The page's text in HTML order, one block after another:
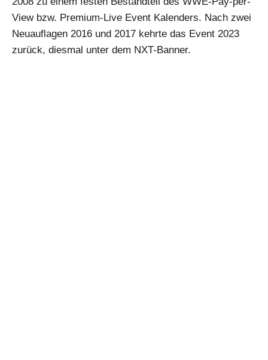
View bzw. Premium-Live Event Kalenders. Nach zwei
Neuauflagen 2016 und 2017 kehrte das Event 2023
zurück, diesmal unter dem NXT-Banner.